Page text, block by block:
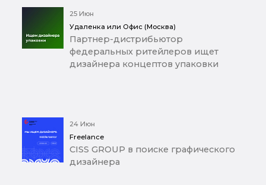
25 Июн
Удаленка или Офис (Москва)
Партнер-дистрибьютор
федеральных ритейлеров ищет
дизайнера концептов упаковки
24 Июн
Freelance
CISS GROUP в поиске графического
дизайнера